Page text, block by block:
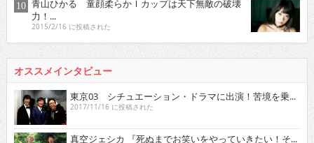
青山ひかる 童顔柔らかＩカップは天下無敵の破壊
力！...
2015/2/16 に投稿された
オススメインタビュー
東京03 シチュエーション・ドラマに出演！苦境を乗...
2017/11/16 に投稿された
真空ジェシカ 『死ぬまでお笑いをやっていきたい！そ...